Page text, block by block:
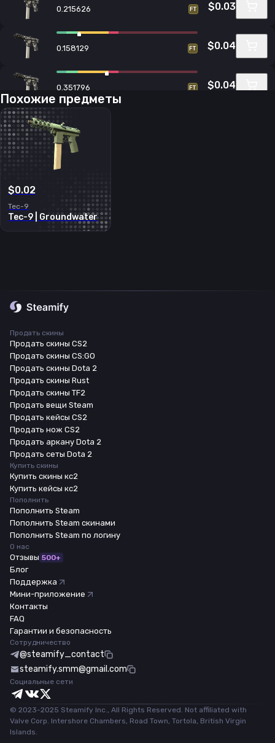
0.215626 FT $0.03
0.158129 FT $0.04
0.351796 FT $0.04
0.300559
0.355634
Похожие предметы
$0.02
Tec-9
Tec-9 | Groundwater
Продать скины
Продать скины CS2
Продать скины CS:GO
Продать скины Dota 2
Продать скины Rust
Продать скины TF2
Продать вещи Steam
Продать кейсы CS2
Продать нож CS2
Продать аркану Dota 2
Продать сеты Dota 2
Купить скины
Купить скины кс2
Купить кейсы кс2
Пополнить
Пополнить Steam
Пополнить Steam скинами
Пополнить Steam по логину
О нас
Отзывы 500+
Блог
Поддержка
Мини-приложение
Контакты
FAQ
Гарантии и безопасность
Сотрудничество
@steamify_contact
steamify.smm@gmail.com
Социальные сети
© 2023-2025 Steamify Inc., All Rights Reserved. Not affiliated with
Valve Corp. Intershore Chambers, Road Town, Tortola, British Virgin
Islands.